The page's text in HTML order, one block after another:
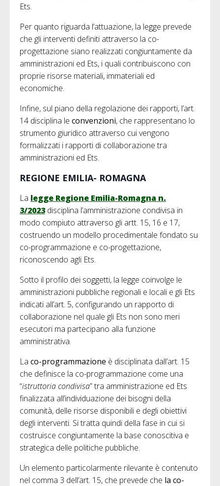
Ets.
Per quanto riguarda l’attuazione, la legge prevede
che gli interventi definiti attraverso la co-
progettazione siano realizzati congiuntamente da
amministrazioni ed Ets, i quali contribuiscono con
proprie risorse materiali, immateriali ed
economiche.
Infine, sul piano della regolazione dei rapporti, l’art.
14 disciplina le convenzioni, che rappresentano lo
strumento giuridico attraverso cui vengono
formalizzati i rapporti di collaborazione tra
amministrazioni ed Ets.
REGIONE EMILIA- ROMAGNA
La legge Regione Emilia-Romagna n.
3/2023 disciplina l’amministrazione condivisa in
modo compiuto attraverso gli artt. 15, 16 e 17,
costruendo un modello procedimentale fondato su
co-programmazione e co-progettazione,
riconoscendo agli Ets.
Sotto il profilo dei soggetti, la legge coinvolge le
amministrazioni pubbliche regionali e locali e gli Ets
indicati all’art. 5, configurando un rapporto di
collaborazione nel quale gli Ets non sono meri
esecutori ma partecipano alla funzione
amministrativa.
La co-programmazione è disciplinata dall’art. 15
che definisce la co-programmazione come una
“istruttoria condivisa” tra amministrazione ed Ets
finalizzata all’individuazione dei bisogni della
comunità, delle risorse disponibili e degli obiettivi
degli interventi. Si tratta quindi della fase in cui si
costruisce congiuntamente la base conoscitiva e
strategica delle politiche pubbliche.
Un elemento particolarmente rilevante è contenuto
nel comma 3 dell’art. 15, che prevede che la co-